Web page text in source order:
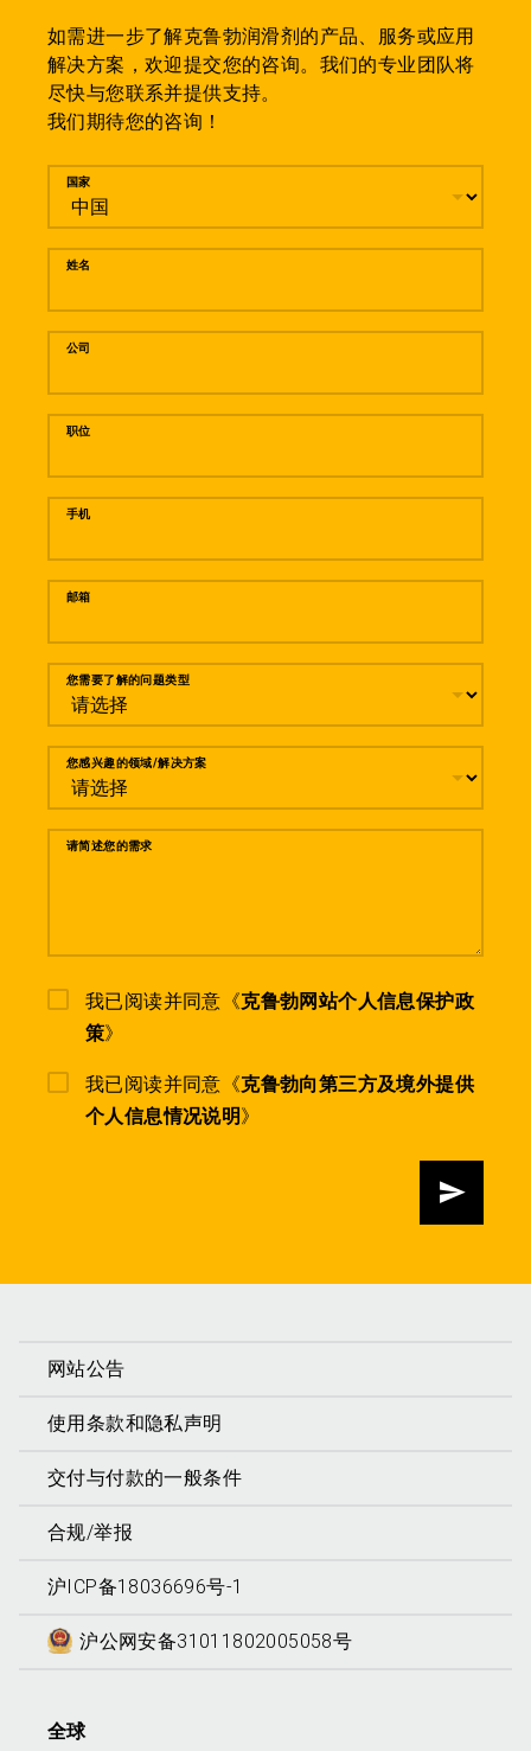
如需进一步了解克鲁勃润滑剂的产品、服务或应用
解决方案，欢迎提交您的咨询。我们的专业团队将
尽快与您联系并提供支持。
我们期待您的咨询！
留言
国家
姓名
公司
职位
手机
邮箱
您需要了解的问题类型
您感兴趣的领域/解决方案
请简述您的需求
我已阅读并同意《克鲁勃网站个人信息保护政
策》
我已阅读并同意《克鲁勃向第三方及境外提供
个人信息情况说明》
发送
网站公告
使用条款和隐私声明
交付与付款的一般条件
合规/举报
沪ICP备18036696号-1
沪公网安备31011802005058号
全球